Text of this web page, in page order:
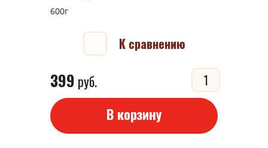
600г
К сравнению
399 руб.
В корзину